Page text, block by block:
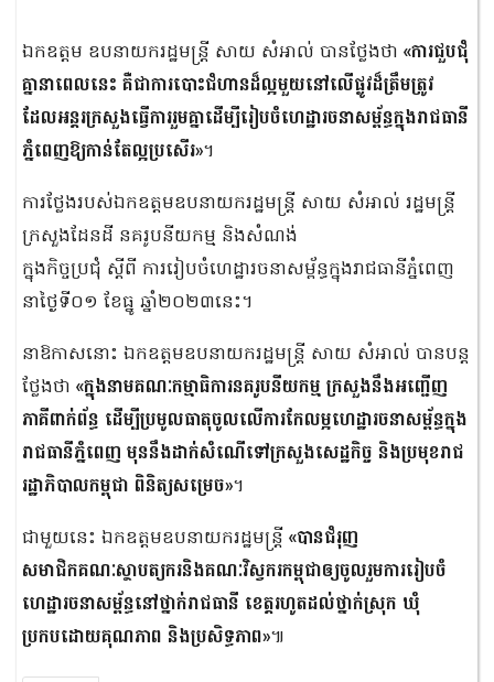
ឯកឧត្តម ឧបនាយករដ្ឋមន្ត្រី សាយ សំអាល់ បានថ្លែងថា «ការជួបជុំ
គ្នានាពេលនេះ គឺជាការបោះជំហានដ៏ល្អមួយនៅលើផ្លូវដ៏ត្រឹមត្រូវ
ដែលអន្តរក្រសួងធ្វើការរួមគ្នាដើម្បីរៀបចំហេដ្ឋារចនាសម្ព័ន្ធក្នុងរាជធានី
ភ្នំពេញឱ្យកាន់តែល្អប្រសើរ»។
ការថ្លែងរបស់ឯកឧត្តមឧបនាយករដ្ឋមន្ត្រី សាយ សំអាល់ រដ្ឋមន្ត្រី
ក្រសួងដែនដី នគរូបនីយកម្ម និងសំណង់
ក្នុងកិច្ចប្រជុំ ស្តីពី ការរៀបចំហេដ្ឋារចនាសម្ព័ន្ធក្នុងរាជធានីភ្នំពេញ
នាថ្ងៃទី០១ ខែធ្នូ ឆ្នាំ២០២៣នេះ។
នាឱកាសនោះ ឯកឧត្តមឧបនាយករដ្ឋមន្ត្រី សាយ សំអាល់ បានបន្ត
ថ្លែងថា «ក្នុងនាមគណៈកម្មាធិការនគរូបនីយកម្ម ក្រសួងនឹងអញ្ជើញ
ភាគីពាក់ព័ន្ធ ដើម្បីប្រមូលធាតុចូលលើការកែលម្អហេដ្ឋារចនាសម្ព័ន្ធក្នុង
រាជធានីភ្នំពេញ មុននឹងដាក់សំណើទៅក្រសួងសេដ្ឋកិច្ច និងប្រមុខរាជ
រដ្ឋាភិបាលកម្ពុជា ពិនិត្យសម្រេច»។
ជាមួយនេះ ឯកឧត្តមឧបនាយករដ្ឋមន្ត្រី «បានជំរុញ
សមាជិកគណៈស្ថាបត្យករនិងគណៈវិស្វករកម្ពុជាឲ្យចូលរួមការរៀបចំ
ហេដ្ឋារចនាសម្ព័ន្ធនៅថ្នាក់រាជធានី ខេត្តរហូតដល់ថ្នាក់ស្រុក ឃុំ
ប្រកបដោយគុណភាព និងប្រសិទ្ធភាព»៕